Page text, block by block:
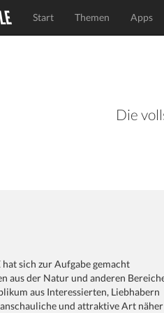
Start Themen Apps
Die
hat sich zur Aufgabe gemacht
aus der Natur und anderen
aus Interessierten, Liebhabern
und attraktive Art näher